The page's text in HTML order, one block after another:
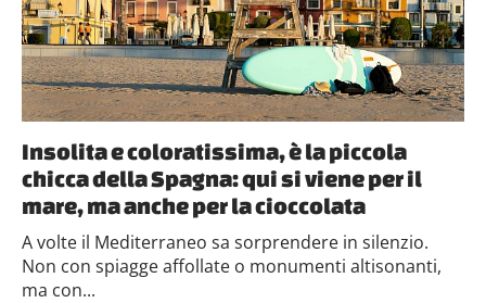
Insolita e coloratissima, è la piccola
chicca della Spagna: qui si viene per il
mare, ma anche per la cioccolata
A volte il Mediterraneo sa sorprendere in silenzio.
Non con spiagge affollate o monumenti altisonanti,
ma con...